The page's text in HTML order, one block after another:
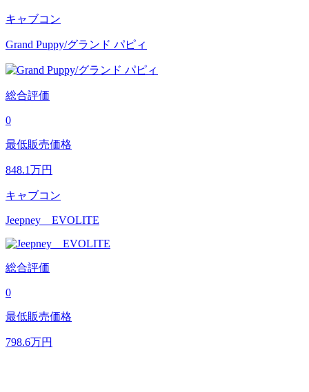
キャブコン
Grand Puppy/グランド パピィ
総合評価
0
最低販売価格
848.1万円
キャブコン
Jeepney EVOLITE
総合評価
0
最低販売価格
798.6万円